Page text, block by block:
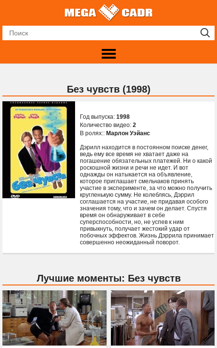
Без чувств (1998)
Год выпуска: 1998
Количество видео: 2
В ролях:: Марлон Уэйанс
Дэрилл находится в постоянном поиске денег,
ведь ему все время не хватает даже на
погашение обязательных платежей. Ни о какой
роскошной жизни и речи не идет. И вот
однажды он натыкается на объявление,
которое приглашает смельчаков принять
участие в эксперименте, за что можно получить
кругленькую сумму. Не колеблясь, Дэррил
соглашается на участие, не придавая особого
значения тому, что и зачем он делает. Спустя
время он обнаруживает в себе
суперспособности, но, не успев к ним
привыкнуть, получает жестокий удар от
побочных эффектов. Жизнь Дэррила принимает
совершенно неожиданный поворот.
Лучшие моменты: Без чувств